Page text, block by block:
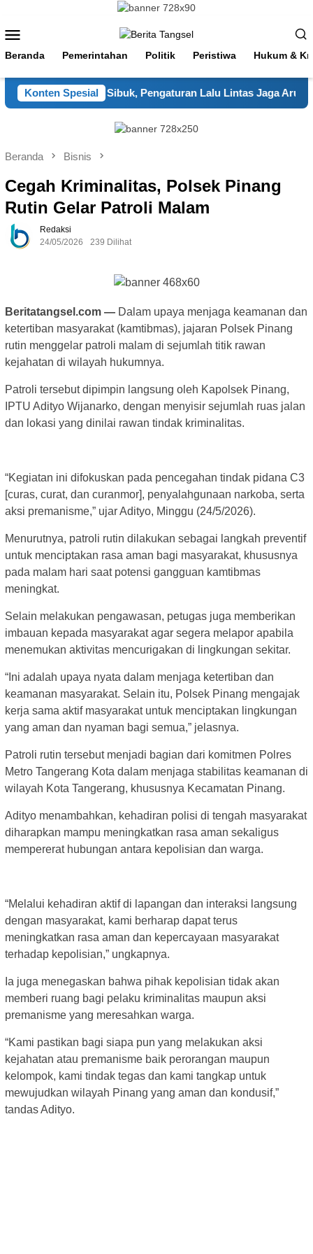
konten
Mobile
Beranda Pemerintahan Politik Peristiwa Hukum &
Konten Spesial
Hadir di Jam Sibuk, Pengaturan Lalu Lintas Jaga Arus
Beranda Bisnis
Cegah Kriminalitas, Polsek Pinang
Rutin Gelar Patroli Malam
Redaksi
24/05/2026
239 Dilihat
Beritatangsel.com — Dalam upaya menjaga keamanan dan
ketertiban masyarakat (kamtibmas), jajaran Polsek Pinang
rutin menggelar patroli malam di sejumlah titik rawan
kejahatan di wilayah hukumnya.
Patroli tersebut dipimpin langsung oleh Kapolsek Pinang,
IPTU Adityo Wijanarko, dengan menyisir sejumlah ruas jalan
dan lokasi yang dinilai rawan tindak kriminalitas.
“Kegiatan ini difokuskan pada pencegahan tindak pidana C3
[curas, curat, dan curanmor], penyalahgunaan narkoba, serta
aksi premanisme,” ujar Adityo, Minggu (24/5/2026).
Menurutnya, patroli rutin dilakukan sebagai langkah preventif
untuk menciptakan rasa aman bagi masyarakat, khususnya
pada malam hari saat potensi gangguan kamtibmas
meningkat.
Selain melakukan pengawasan, petugas juga memberikan
imbauan kepada masyarakat agar segera melapor apabila
menemukan aktivitas mencurigakan di lingkungan sekitar.
“Ini adalah upaya nyata dalam menjaga ketertiban dan
keamanan masyarakat. Selain itu, Polsek Pinang mengajak
kerja sama aktif masyarakat untuk menciptakan lingkungan
yang aman dan nyaman bagi semua,” jelasnya.
Patroli rutin tersebut menjadi bagian dari komitmen Polres
Metro Tangerang Kota dalam menjaga stabilitas keamanan di
wilayah Kota Tangerang, khususnya Kecamatan Pinang.
Adityo menambahkan, kehadiran polisi di tengah masyarakat
diharapkan mampu meningkatkan rasa aman sekaligus
mempererat hubungan antara kepolisian dan warga.
“Melalui kehadiran aktif di lapangan dan interaksi langsung
dengan masyarakat, kami berharap dapat terus
meningkatkan rasa aman dan kepercayaan masyarakat
terhadap kepolisian,” ungkapnya.
Ia juga menegaskan bahwa pihak kepolisian tidak akan
memberi ruang bagi pelaku kriminalitas maupun aksi
premanisme yang meresahkan warga.
“Kami pastikan bagi siapa pun yang melakukan aksi
kejahatan atau premanisme baik perorangan maupun
kelompok, kami tindak tegas dan kami tangkap untuk
mewujudkan wilayah Pinang yang aman dan kondusif,”
tandas Adityo.